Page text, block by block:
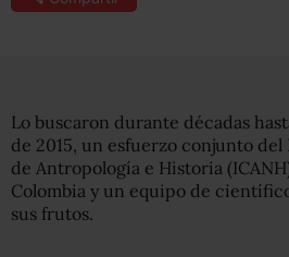
Lo buscaron durante décadas
de 2015, un esfuerzo conjunto
de Antropología e Historia
Colombia y un equipo de
sus frutos.